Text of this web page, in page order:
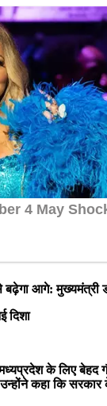
आगे: मुख्यमंत्री
दिशा
मध्यप्रदेश के लिए
कहा कि सरकार